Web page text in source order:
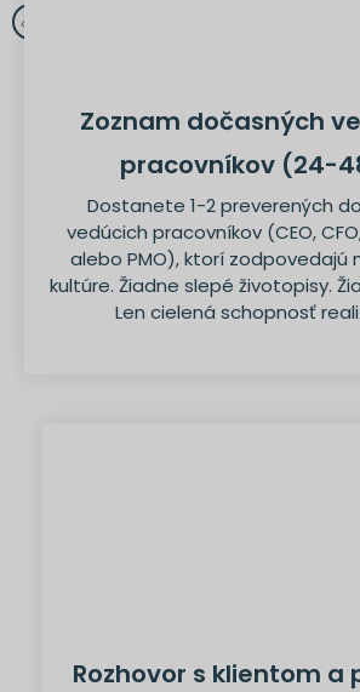
Zoznam dočasných
pracovníkov (24-
Dostanete 1-2 preverených
vedúcich pracovníkov (CEO,
alebo PMO), ktorí zodpovedajú
kultúre. Žiadne slepé životopisy.
Len cielená schopnosť
Rozhovor s klientom a